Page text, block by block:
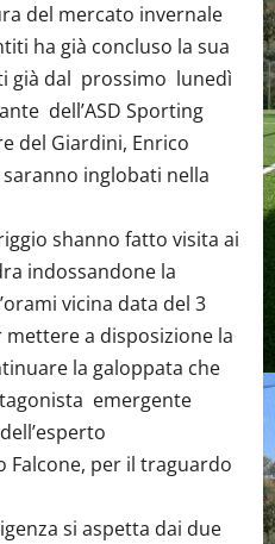
del mercato invernale
ha già concluso la sua
già dal prossimo lunedì
dell’ASD Sporting
del Giardini, Enrico
inglobati nella
shanno fatto visita ai
indossandone la
vicina data del 3
a disposizione la
la galoppata che
emergente
per il traguardo
si aspetta dai due